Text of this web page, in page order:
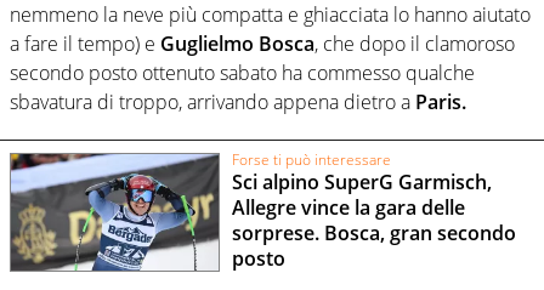
nemmeno la neve più compatta e ghiacciata lo hanno aiutato
a fare il tempo) e Guglielmo Bosca, che dopo il clamoroso
secondo posto ottenuto sabato ha commesso qualche
sbavatura di troppo, arrivando appena dietro a Paris.
Forse ti può interessare
Sci alpino SuperG Garmisch,
Allegre vince la gara delle
sorprese. Bosca, gran secondo
posto